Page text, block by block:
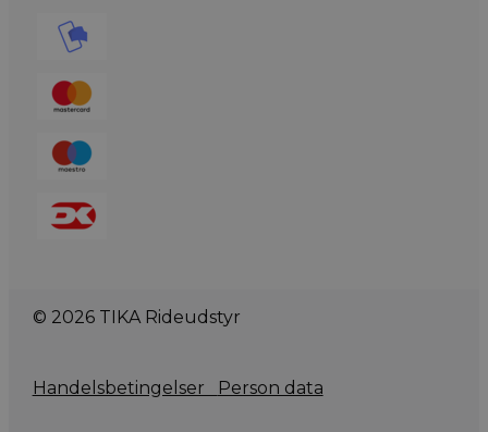
© 2026 TIKA Rideudstyr
Handelsbetingelser Person data